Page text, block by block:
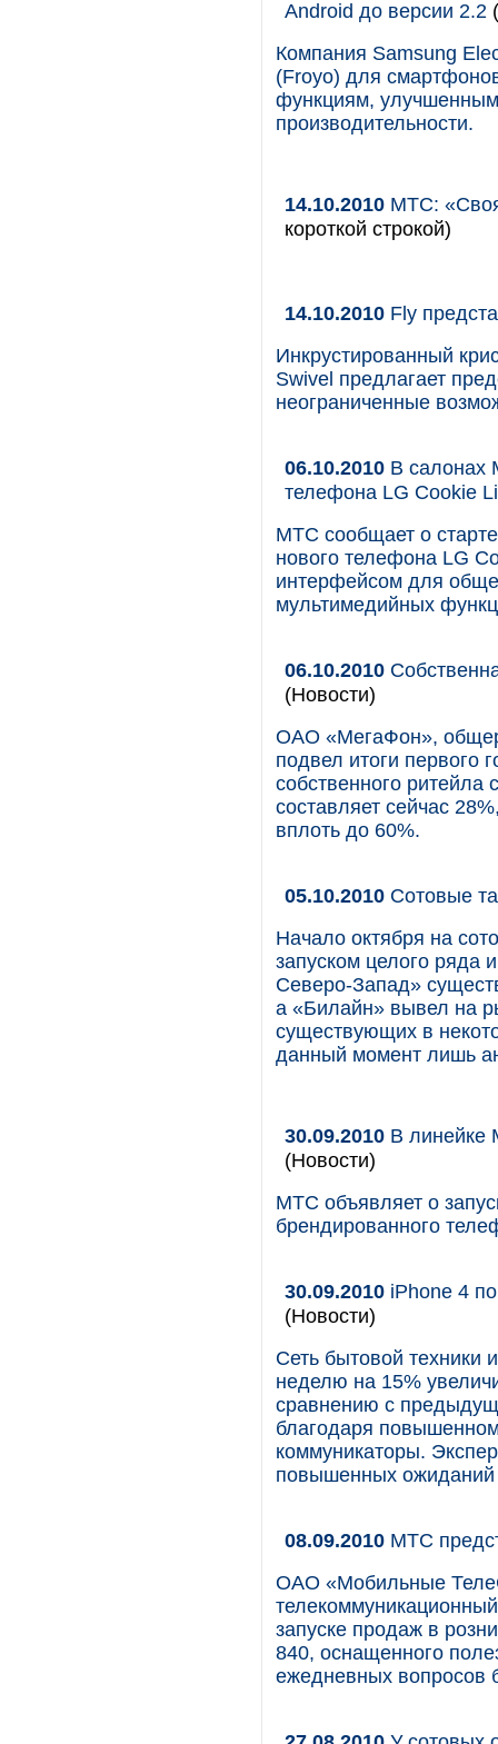
Android до версии 2.2
Компания Samsung
(Froyo) для
функциям,
производительности.
14.10.2010 МТС:
короткой строкой)
14.10.2010 Fly
Инкрустированный
Swivel предлагает
неограниченные
06.10.2010 В салонах
телефона LG Cookie
МТС сообщает о
нового телефона LG
интерфейсом для
мультимедийных
06.10.2010
(Новости)
ОАО «МегаФон»,
подвел итоги первого
собственного ритейла
составляет сейчас
вплоть до 60%.
05.10.2010 Сотовые
Начало октября на
запуском целого ряда
Северо-Запад»
а «Билайн» вывел на
существующих в
данный момент лишь
30.09.2010 В линейке
(Новости)
МТС объявляет о
брендированного
30.09.2010 iPhone 4
(Новости)
Сеть бытовой
неделю на 15%
сравнению с
благодаря
коммуникаторы.
повышенных ожиданий
08.09.2010 МТС
ОАО «Мобильные
запуске продаж в
840, оснащенного
ежедневных вопросов